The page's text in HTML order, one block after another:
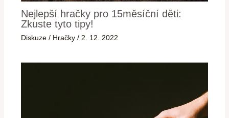
Nejlepší hračky pro 15měsíční děti:
Zkuste tyto tipy!
Diskuze / Hračky / 2. 12. 2022